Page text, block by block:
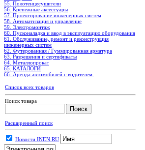
55. Полотенцесушители
56. Крепежные аксессуары
57. Проектирование инженерных систем
58. Автоматизация и управление
59. Электромонтаж
60. Пусконаладка и ввод в эксплуатацию оборудования
61. Обслуживание, ремонт и реконструкция
инженерных систем
62. Футерованная / Гуммированная арматура
63. Разрешения и сертификаты
64. Металлопрокат
65. КАТАЛОГИ
66. Аренда автомобилей с водителем.
Список всех товаров
Поиск товара
Расширенный поиск
Новости INEN.RU